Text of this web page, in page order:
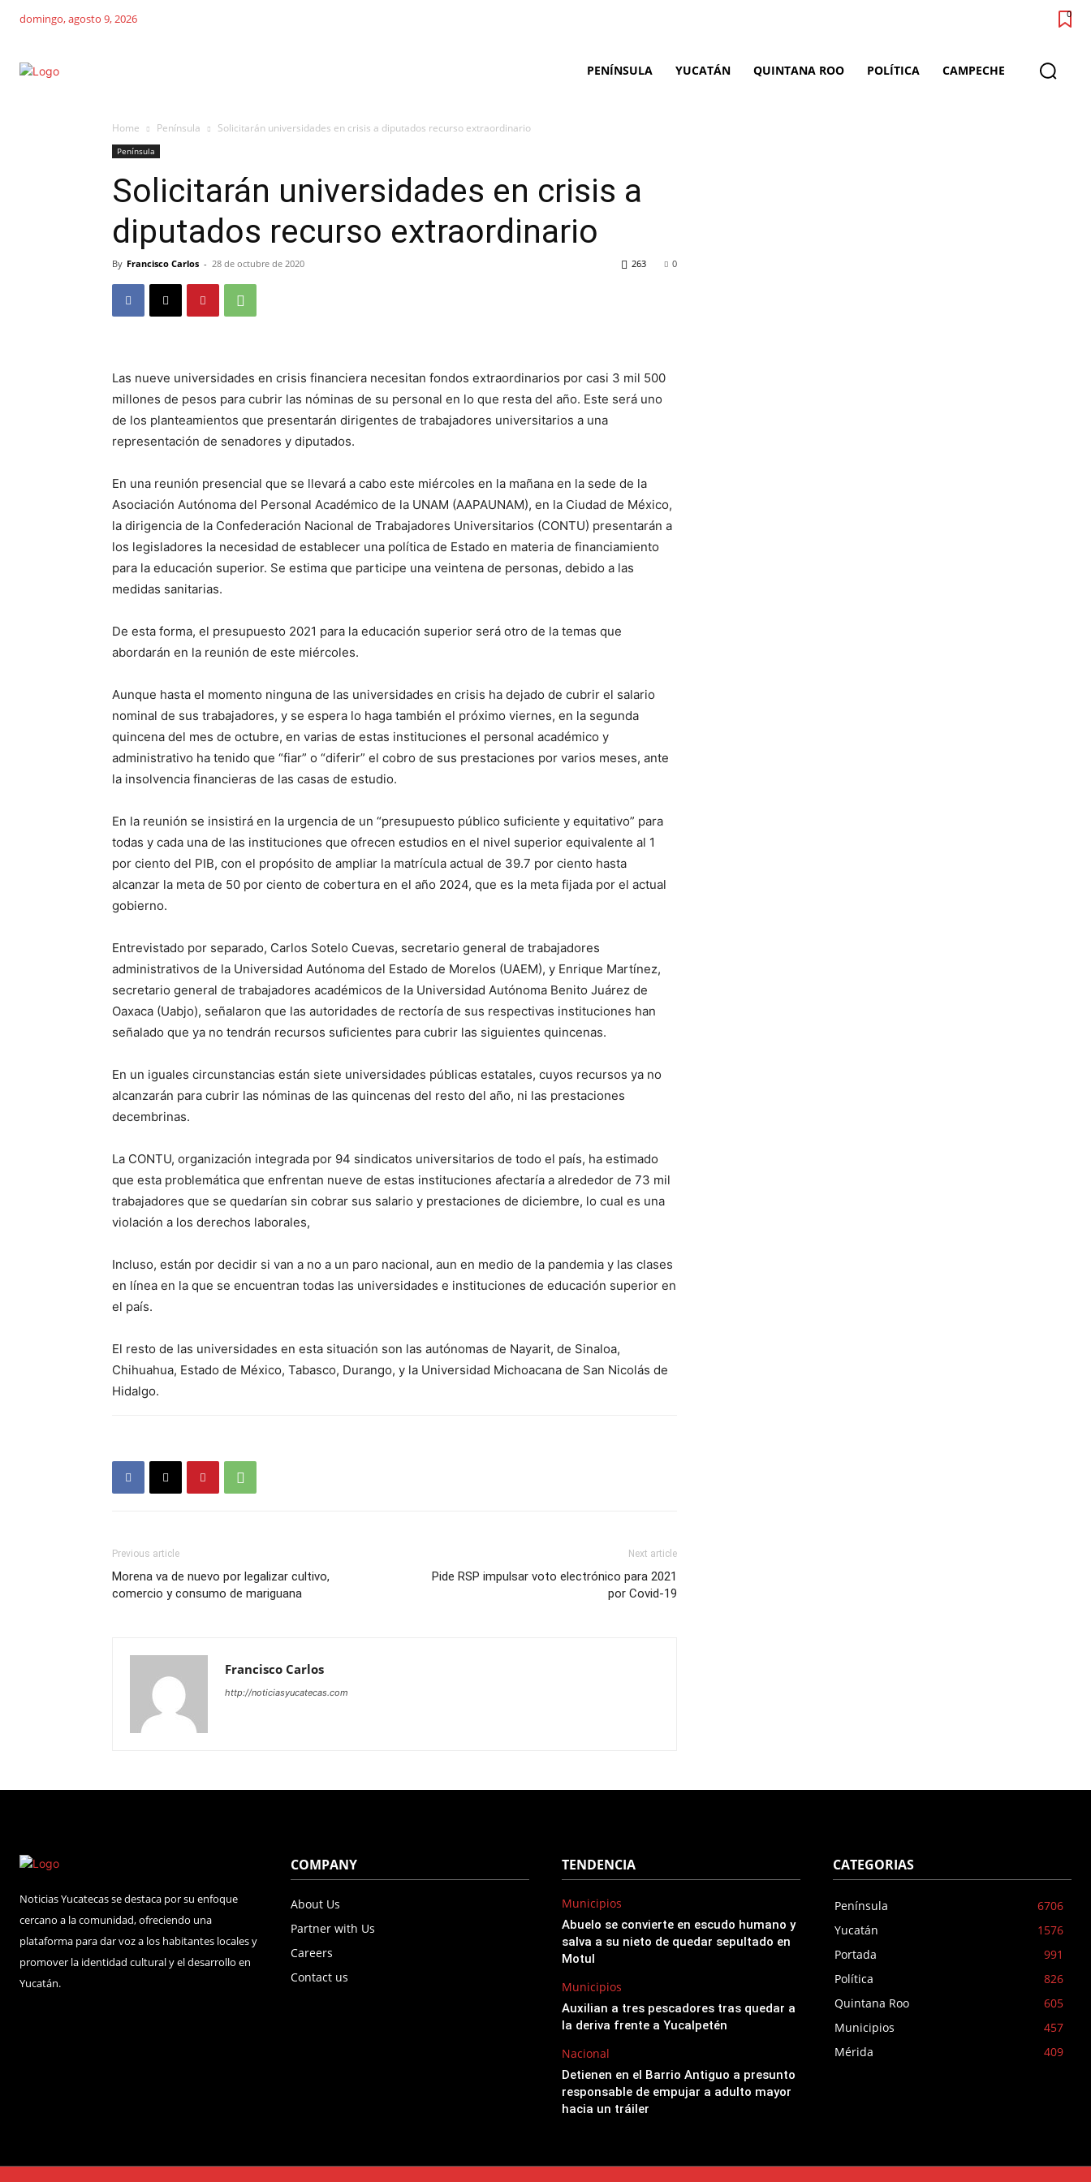
domingo, agosto 9, 2026 0
PENÍNSULA YUCATÁN QUINTANA ROO POLÍTICA CAMPECHE
Home Península Solicitarán universidades en crisis a diputados recurso extraordinario
Península
Solicitarán universidades en crisis a
diputados recurso extraordinario
By Francisco Carlos - 28 de octubre de 2020 0
263
Las nueve universidades en crisis financiera necesitan fondos extraordinarios por casi 3 mil 500
millones de pesos para cubrir las nóminas de su personal en lo que resta del año. Este será uno
de los planteamientos que presentarán dirigentes de trabajadores universitarios a una
representación de senadores y diputados.
En una reunión presencial que se llevará a cabo este miércoles en la mañana en la sede de la
Asociación Autónoma del Personal Académico de la UNAM (AAPAUNAM), en la Ciudad de México,
la dirigencia de la Confederación Nacional de Trabajadores Universitarios (CONTU) presentarán a
los legisladores la necesidad de establecer una política de Estado en materia de financiamiento
para la educación superior. Se estima que participe una veintena de personas, debido a las
medidas sanitarias.
De esta forma, el presupuesto 2021 para la educación superior será otro de la temas que
abordarán en la reunión de este miércoles.
Aunque hasta el momento ninguna de las universidades en crisis ha dejado de cubrir el salario
nominal de sus trabajadores, y se espera lo haga también el próximo viernes, en la segunda
quincena del mes de octubre, en varias de estas instituciones el personal académico y
administrativo ha tenido que “fiar” o “diferir” el cobro de sus prestaciones por varios meses, ante
la insolvencia financieras de las casas de estudio.
En la reunión se insistirá en la urgencia de un “presupuesto público suficiente y equitativo” para
todas y cada una de las instituciones que ofrecen estudios en el nivel superior equivalente al 1
por ciento del PIB, con el propósito de ampliar la matrícula actual de 39.7 por ciento hasta
alcanzar la meta de 50 por ciento de cobertura en el año 2024, que es la meta fijada por el actual
gobierno.
Entrevistado por separado, Carlos Sotelo Cuevas, secretario general de trabajadores
administrativos de la Universidad Autónoma del Estado de Morelos (UAEM), y Enrique Martínez,
secretario general de trabajadores académicos de la Universidad Autónoma Benito Juárez de
Oaxaca (Uabjo), señalaron que las autoridades de rectoría de sus respectivas instituciones han
señalado que ya no tendrán recursos suficientes para cubrir las siguientes quincenas.
En un iguales circunstancias están siete universidades públicas estatales, cuyos recursos ya no
alcanzarán para cubrir las nóminas de las quincenas del resto del año, ni las prestaciones
decembrinas.
La CONTU, organización integrada por 94 sindicatos universitarios de todo el país, ha estimado
que esta problemática que enfrentan nueve de estas instituciones afectaría a alrededor de 73 mil
trabajadores que se quedarían sin cobrar sus salario y prestaciones de diciembre, lo cual es una
violación a los derechos laborales,
Incluso, están por decidir si van a no a un paro nacional, aun en medio de la pandemia y las clases
en línea en la que se encuentran todas las universidades e instituciones de educación superior en
el país.
El resto de las universidades en esta situación son las autónomas de Nayarit, de Sinaloa,
Chihuahua, Estado de México, Tabasco, Durango, y la Universidad Michoacana de San Nicolás de
Hidalgo.
Previous article
Morena va de nuevo por legalizar cultivo,
comercio y consumo de mariguana
Next article
Pide RSP impulsar voto electrónico para 2021
por Covid-19
Francisco Carlos
http://noticiasyucatecas.com
Noticias Yucatecas se destaca por su enfoque
cercano a la comunidad, ofreciendo una
plataforma para dar voz a los habitantes locales y
promover la identidad cultural y el desarrollo en
Yucatán.
COMPANY
About Us
Partner with Us
Careers
Contact us
TENDENCIA
Municipios
Abuelo se convierte en escudo humano y
salva a su nieto de quedar sepultado en
Motul
Municipios
Auxilian a tres pescadores tras quedar a
la deriva frente a Yucalpetén
Nacional
Detienen en el Barrio Antiguo a presunto
responsable de empujar a adulto mayor
hacia un tráiler
CATEGORIAS
Península
6706
Yucatán
1576
Portada
991
Política
826
Quintana Roo
605
Municipios
457
Mérida
409